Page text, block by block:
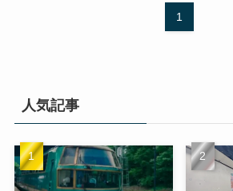
1
人気記事